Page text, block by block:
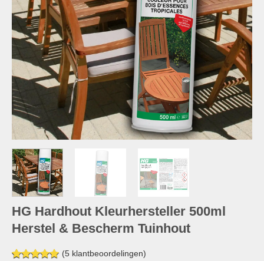
HG Hardhout Kleurhersteller 500ml
Herstel & Bescherm Tuinhout
(5klantbeoordelingen)